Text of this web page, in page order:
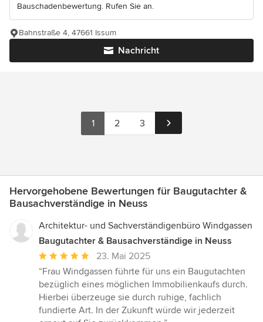
Bauschadenbewertung. Rufen Sie an.
Nachricht
Bahnstraße 4, 47661 Issum
1 2 3
Hervorgehobene Bewertungen für Baugutachter &
Bausachverständige in Neuss
Architektur- und Sachverständigenbüro Windgassen
Baugutachter & Bausachverständige in Neuss
Durchschnittliche
Bewertung:
5
von
5
23. Mai 2025
“Frau Windgassen führte für uns ein Baugutachten
bezüglich eines möglichen Immobilienkaufs durch.
Hierbei überzeuge sie durch ruhige, fachlich
fundierte Art. In der Zukunft würde wir jederzeit